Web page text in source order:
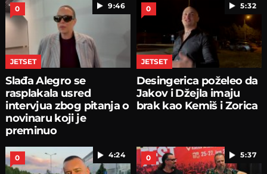
9:46
0
JETSET
Slađa Alegro se
rasplakala usred
intervjua zbog pitanja o
novinaru koji je
preminuo
5:32
0
JETSET
Desingerica poželeo da
Jakov i Džejla imaju
brak kao Kemiš i Zorica
4:24
0 5:37
0